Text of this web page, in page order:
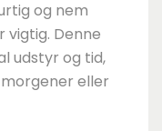
og nem
vigtig. Denne
udstyr og tid,
eller